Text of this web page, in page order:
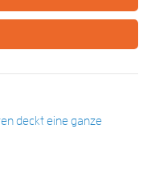
deckt eine ganze